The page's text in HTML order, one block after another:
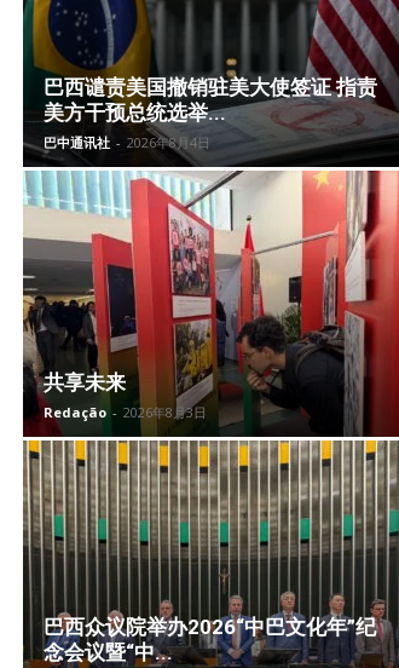
巴西谴责美国撤销驻美大使签证 指责
美方干预总统选举...
巴中通讯社 - 2026年8月4日
共享未来
Redação - 2026年8月3日
巴西众议院举办2026“中巴文化年”纪
念会议暨“中...